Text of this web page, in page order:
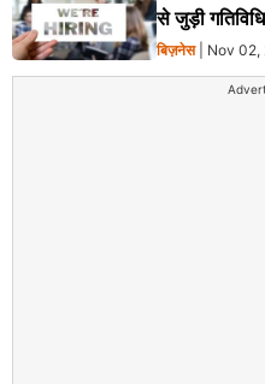
से जुड़ी
बिज़नेस| Nov 02,